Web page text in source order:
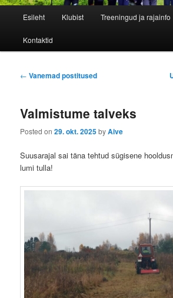
m
Skip
to
Skip
to
Esileht Klubist Treeningud ja rajainfo
Kontaktid
P
t
a
i
g
a
← Vanemad postitused
Valmistume talveks
Posted on29. okt. 2025byAive
Suusarajal sai täna tehtud sügisene
lumi tulla!